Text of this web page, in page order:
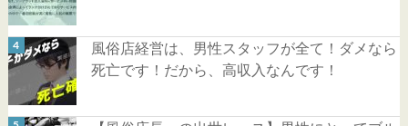
風俗店経営は、男性スタッフが全て！ダメなら
死亡です！だから、高収入なんです！